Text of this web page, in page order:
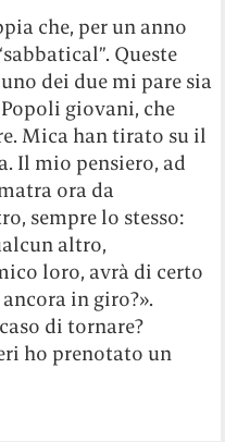
che, per un anno
Queste
dei due mi pare sia
giovani, che
Mica han tirato su il
Il mio pensiero, ad
ora da
sempre lo stesso:
altro,
loro, avrà di certo
in giro?».
di tornare?
ho prenotato un